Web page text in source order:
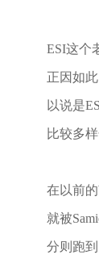
ESI这个
正因如
以说是
比较多样
在以前
就被
分则跑